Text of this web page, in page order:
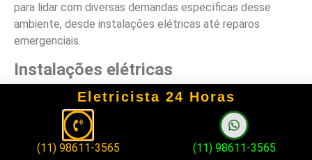
para lidar com diversas demandas específicas desse
ambiente, desde instalações elétricas até reparos
emergenciais.
Instalações elétricas
Os eletricistas residenciais em Vila Vianas são
responsáveis por realizar instalações elétricas seguras e
eficientes, garantindo que todos os sistemas elétricos de
sua casa estejam em conformidade com as normas de
Eletricista 24 Horas
(11) 98611-3565 (11) 98611-3565